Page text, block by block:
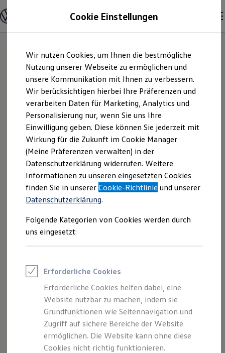
Hauptinhalt
springen
Footer
springen
Modelle und Konfigurator
Konfigurator
Modelle vergleichen
Elektroautos
ENERGY Sondermodelle
Nutzfahrzeuge
SUV und CUV
Familienautos
Kombis
Kompaktwagen
Sportwagen
Schnell verfügbare Fahrzeuge
Angebote und Produkte
Aktuelle Angebote
E-Auto-Förderung
Volkswagen Marktplatz
Die ENERGY Sondermodelle
Junge Gebrauchtwagen und Gebrauchtwagen
Volkswagen Zertifizierte Gebrauchtwagen
Elektromobilität bei Gebrauchtwagen
Saisonangebote
Reifenpakete
Leasing
Leasing-Angebote
Elektroauto Leasing
Kleinwagen-Leasing
Leasing ohne Anzahlung
Finanzierung
Autokredit mit Schlussrate
Versicherungen und Garantien
Kfz-Versicherung
Restschuldversicherungen
Garantien
Autohaus Tack |
Impressum &
Rechtliches
Hier finden Sie Informationen über uns
(Autohaus Tack) als verantwortlichen
Anbieter von Inhalten und Angeboten,
die auf dieser Website speziell
aufgeführt sind.
Impressum
Datenschutzerklärung
Impressum
Cookie Einstellungen
Wir nutzen Cookies, um Ihnen die bestmögliche
Nutzung unserer Webseite zu ermöglichen und
unsere Kommunikation mit Ihnen zu verbessern.
Wir berücksichtigen hierbei Ihre Präferenzen und
verarbeiten Daten für Marketing, Analytics und
Personalisierung nur, wenn Sie uns Ihre
Einwilligung geben. Diese können Sie jederzeit mit
Wirkung für die Zukunft im Cookie Manager
(Meine Präferenzen verwalten) in der
Datenschutzerklärung widerrufen. Weitere
Informationen zu unseren eingesetzten Cookies
finden Sie in unsererCookie-Richtlinie und unserer
Datenschutzerklärung.
Folgende Kategorien von Cookies werden durch
uns eingesetzt:
Erforderliche Cookies
Erforderliche Cookies helfen dabei, eine
Website nutzbar zu machen, indem sie
Grundfunktionen wie Seitennavigation und
Zugriff auf sichere Bereiche der Website
ermöglichen. Die Website kann ohne diese
Cookies nicht richtig funktionieren.